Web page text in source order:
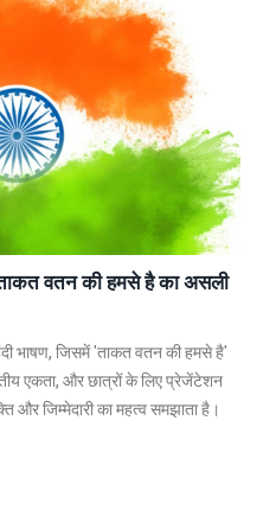
वतन की हमसे है का असली
भाषण, जिसमें 'ताकत वतन की हमसे है'
एकता, और छात्रों के लिए प्रेजेंटेशन
और जिम्मेदारी का महत्व समझाता है।